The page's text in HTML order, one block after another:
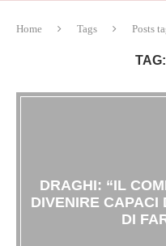
Home Tags Posts
TAG:
DRAGHI: “IL
DIVENIRE CAPACI
DI